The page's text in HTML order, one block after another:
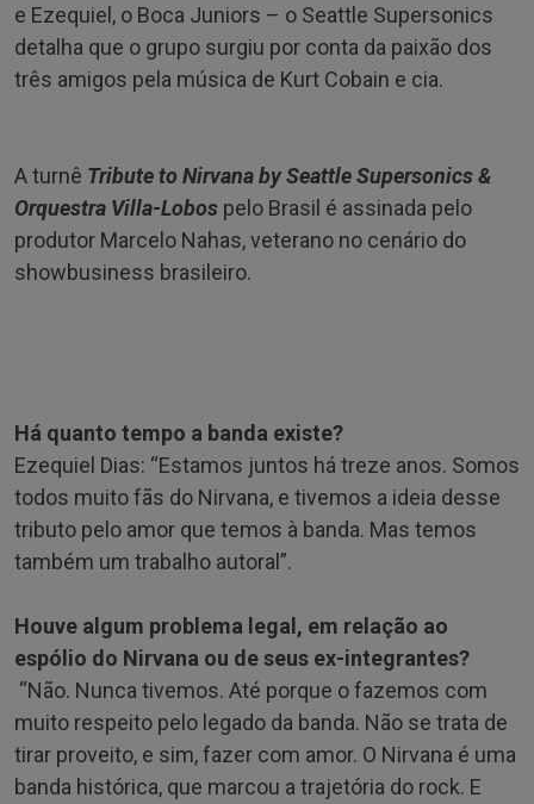
e Ezequiel, o Boca Juniors – o Seattle Supersonics
detalha que o grupo surgiu por conta da paixão dos
três amigos pela música de Kurt Cobain e cia.
A turnê Tribute to Nirvana by Seattle Supersonics &
Orquestra Villa-Lobos pelo Brasil é assinada pelo
produtor Marcelo Nahas, veterano no cenário do
showbusiness brasileiro.
Há quanto tempo a banda existe?
Ezequiel Dias: “Estamos juntos há treze anos. Somos
todos muito fãs do Nirvana, e tivemos a ideia desse
tributo pelo amor que temos à banda. Mas temos
também um trabalho autoral”.
Houve algum problema legal, em relação ao
espólio do Nirvana ou de seus ex-integrantes?
“Não. Nunca tivemos. Até porque o fazemos com
muito respeito pelo legado da banda. Não se trata de
tirar proveito, e sim, fazer com amor. O Nirvana é uma
banda histórica, que marcou a trajetória do rock. E